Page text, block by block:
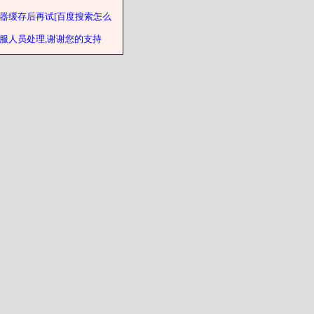
缓存后再试[百度搜索怎么
人员处理,谢谢您的支持